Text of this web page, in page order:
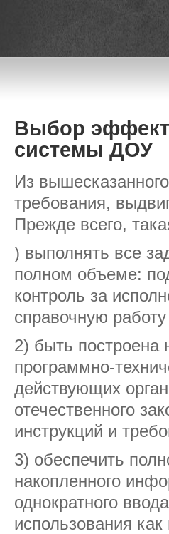
Выбор
системы ДОУ
Из
требования,
Прежде всего,
) выполнять все
полном объеме:
контроль за
справочную
2) быть построена
программно-
действующих
отечественного
инструкций и
3) обеспечить
накопленного
однократного
использования